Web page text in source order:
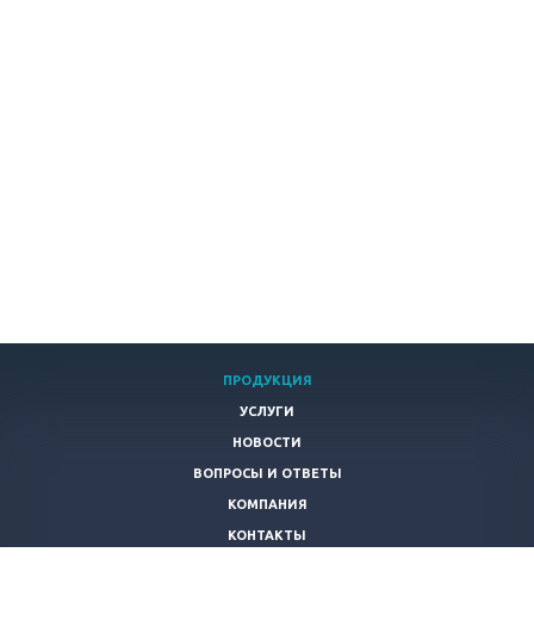
ПРОДУКЦИЯ
УСЛУГИ
НОВОСТИ
ВОПРОСЫ И ОТВЕТЫ
КОМПАНИЯ
КОНТАКТЫ